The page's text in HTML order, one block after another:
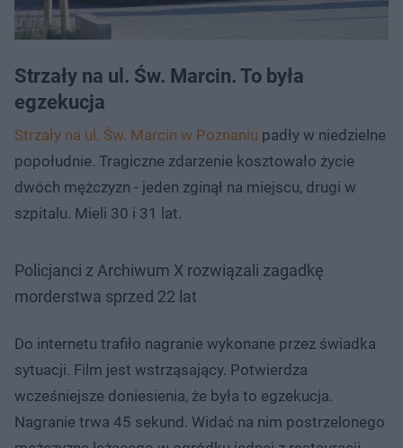
Strzały na ul. Św. Marcin. To była
egzekucja
Strzały na ul. Św. Marcin w Poznaniu padły w niedzielne
popołudnie. Tragiczne zdarzenie kosztowało życie
dwóch mężczyzn - jeden zginął na miejscu, drugi w
szpitalu. Mieli 30 i 31 lat.
Policjanci z Archiwum X rozwiązali zagadkę
morderstwa sprzed 22 lat
Do internetu trafiło nagranie wykonane przez świadka
sytuacji. Film jest wstrząsający. Potwierdza
wcześniejsze doniesienia, że była to egzekucja.
Nagranie trwa 45 sekund. Widać na nim postrzelonego